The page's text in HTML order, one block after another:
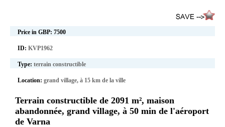
Price in GBP: 7500
ID: KVP1962
Type: terrain constructible
Location: grand village, à 15 km de la ville
Terrain constructible de 2091 m², maison
abandonnée, grand village, à 50 min de l'aéroport
de Varna